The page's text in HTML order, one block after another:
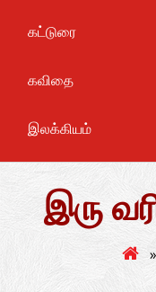
கட்டுரை
கவிதை
இலக்கியம்
இரு
»